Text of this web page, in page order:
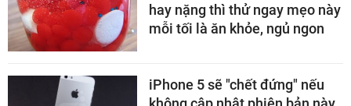
hay nặng thì thử ngay mẹo này
mỗi tối là ăn khỏe, ngủ ngon
iPhone 5 sẽ "chết đứng" nếu